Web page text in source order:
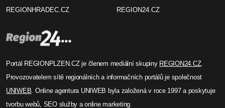
REGIONHRADEC.CZ REGION24.CZ
Portál REGIONPLZEN.CZ je členem mediální skupiny REGION24.CZ.
Provozovatelem sítě regionálních a informačních portálů je společnost
UNIWEB. Online agentura UNIWEB byla založená v roce 1997 a poskytuje
tvorbu webů, SEO služby a online marketing.